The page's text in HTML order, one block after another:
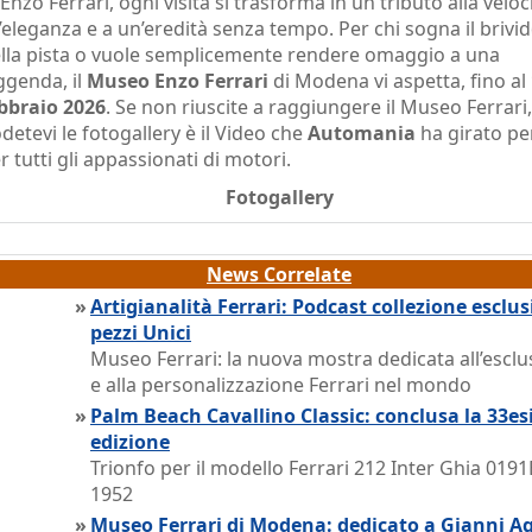
e a un’eredità senza tempo. Per chi sogna il
pista o vuole semplicemente rendere omaggio a una
il Museo Enzo Ferrari di Modena vi aspetta, fino al
2026. Se non riuscite a raggiungere il Museo Ferrari,
le fotogallery è il Video cheAutomania ha girato
tutti gli appassionati di motori.
Fotogallery
News Correlate
»Artigianalità Ferrari: Podcast collezione
pezzi Unici
Museo Ferrari: la nuova mostra dedicata
e alla personalizzazione Ferrari nel mondo
» Palm Beach Cavallino Classic: conclusa la
edizione
Trionfo per il modello Ferrari 212 Inter Ghia
1952
» Museo Ferrari di Modena: dedicato a Gianni